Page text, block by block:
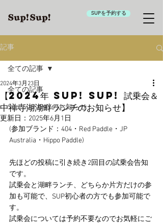
SUPを予約する
記事
全ての記事
Sup! Sup! からのお知らせ
全ての記事
【2024年 Sup! Sup! 試乗会＆
中禅寺湖湖畔ランチのお知らせ】
2024年3月23日
更新日： 2025年6月1日
(参加ブランド：404・Red Paddle・JP
Australia・Hippo Paddle)
先ほどの投稿に引き続き2回目の試乗会告知
です。
試乗会と湖畔ランチ、どちらか片方だけの参
加も可能で、SUP初心者の方でも参加可能で
す。
試乗会については予約不要なのでお気軽にご